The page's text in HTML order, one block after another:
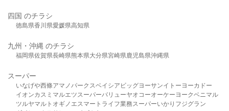
四国 のチラシ
徳島県香川県愛媛県高知県
九州・沖縄 のチラシ
福岡県佐賀県長崎県熊本県大分県宮崎県鹿児島県沖縄県
スーパー
いなげや西條アマノパークスベイシア ビッグヨーサンイトーヨーカドー
イオンカスミ マルエツスーパーバリューヤオコーオーケー ヨークベニマル
ツルヤマルト オギノ エスマート ライフ業務スーパーいかり フジグラン